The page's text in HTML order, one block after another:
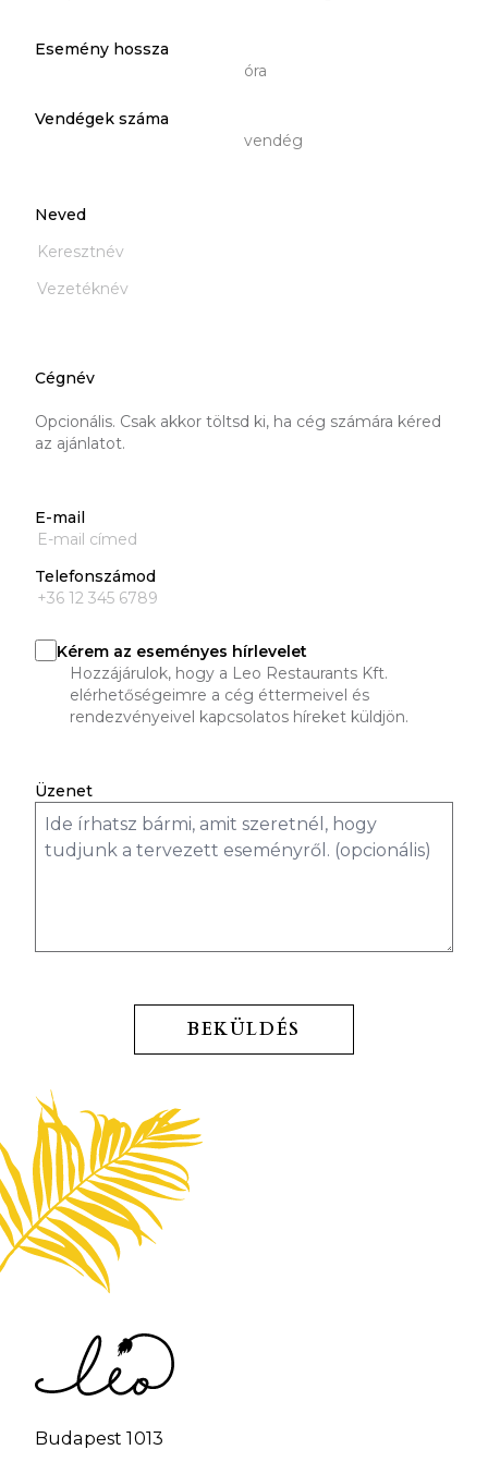
Esemény hossza
óra
Vendégek száma
vendég
Neved
Cégnév
Opcionális. Csak akkor töltsd ki, ha cég számára kéred
az ajánlatot.
E-mail
Telefonszámod
Kérem az eseményes hírlevelet
Hozzájárulok, hogy a Leo Restaurants Kft.
elérhetőségeimre a cég éttermeivel és
rendezvényeivel kapcsolatos híreket küldjön.
Üzenet
Budapest 1013